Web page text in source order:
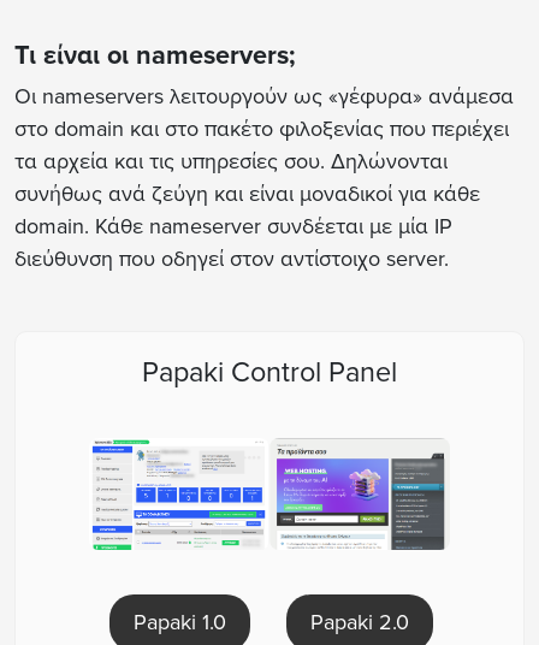
Τι είναι οι nameservers;
Οι nameservers λειτουργούν ως «γέφυρα» ανάμεσα
στο domain και στο πακέτο φιλοξενίας που περιέχει
τα αρχεία και τις υπηρεσίες σου. Δηλώνονται
συνήθως ανά ζεύγη και είναι μοναδικοί για κάθε
domain. Κάθε nameserver συνδέεται με μία IP
διεύθυνση που οδηγεί στον αντίστοιχο server.
Papaki Control Panel
Papaki 1.0 Papaki 2.0